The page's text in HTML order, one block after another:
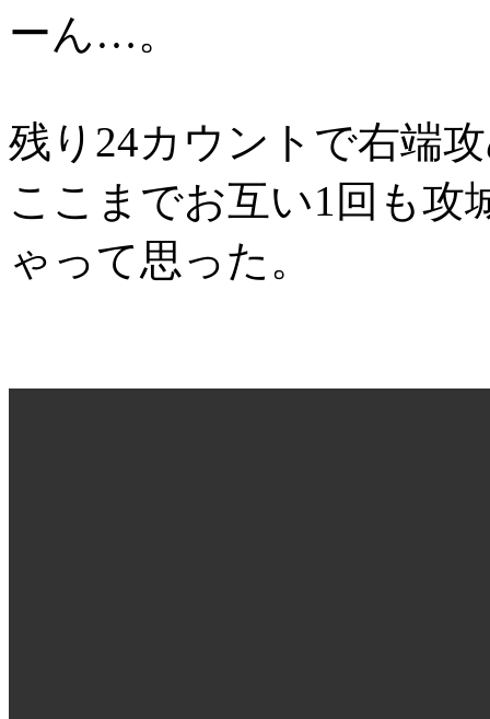
ーん…。
残り24カウントで右端
ここまでお互い1回も攻
ゃって思った。